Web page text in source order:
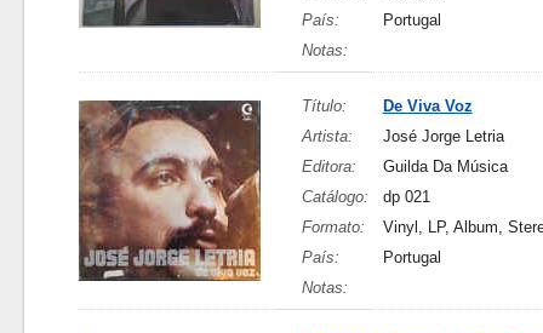
País:
Portugal
Notas:
Título:
De Viva Voz
Artista:
José Jorge Letria
Editora:
Guilda Da Música
Catálogo:
dp 021
Formato:
Vinyl, LP, Album,
País:
Portugal
Notas: